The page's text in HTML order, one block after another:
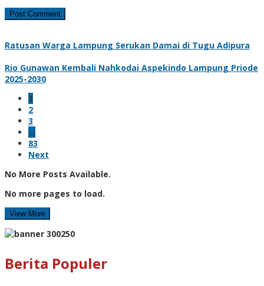
Ratusan Warga Lampung Serukan Damai di Tugu Adipura
Rio Gunawan Kembali Nahkodai Aspekindo Lampung Priode
2025-2030
1
2
3
…
83
Next
No More Posts Available.
No more pages to load.
View More
Berita Populer